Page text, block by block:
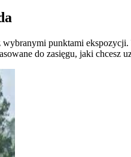
punktami
do zasięgu, jaki chcesz